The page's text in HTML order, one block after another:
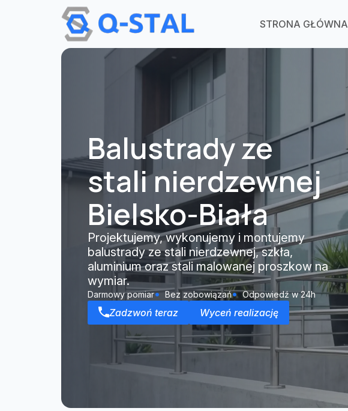
Przejdź do treści
STRONA GŁÓWNA
Balustrady ze
stali nierdzewnej
Bielsko-Biała
Projektujemy, wykonujemy i montujemy
balustrady ze stali nierdzewnej, szkła,
aluminium oraz stali malowanej proszkow na
wymiar.
Darmowy pomiar Bez zobowiązań Odpowiedź w 24h
Zadzwoń teraz Wyceń realizację